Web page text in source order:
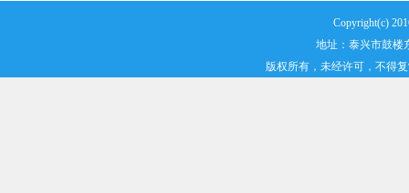
Copyright(c)
地址：泰兴市鼓楼
版权所有，未经许可，不得